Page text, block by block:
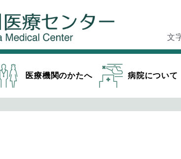
文
医療機関のかたへ 病院について